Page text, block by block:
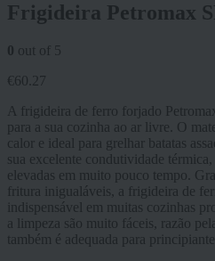
Frigideira Petromax
0 out of 5
€ 60.27
A frigideira de ferro forjado
para a sua cozinha ao ar livre. O
calor e ideal para grelhar batatas
sua excelente condutividade
elevadas em muito pouco tempo.
fritura inigualáveis, a frigideira de
indispensável em muitas cozinhas
a limpeza são muito fáceis, razão
também é adequada para